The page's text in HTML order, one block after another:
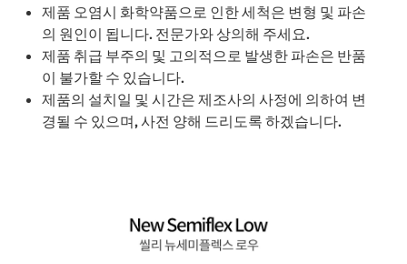
제품 오염시 화학약품으로 인한 세척은 변형 및 파손
의 원인이 됩니다. 전문가와 상의해 주세요.
제품 취급 부주의 및 고의적으로 발생한 파손은 반품
이 불가할 수 있습니다.
제품의 설치일 및 시간은 제조사의 사정에 의하여 변
경될 수 있으며, 사전 양해 드리도록 하겠습니다.